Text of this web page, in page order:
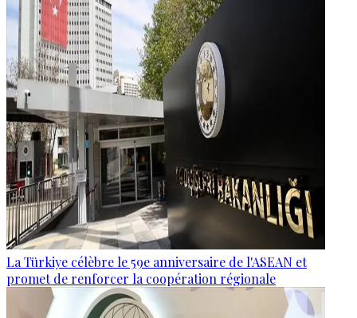
La Türkiye célèbre le 59e anniversaire de l'ASEAN et
promet de renforcer la coopération régionale